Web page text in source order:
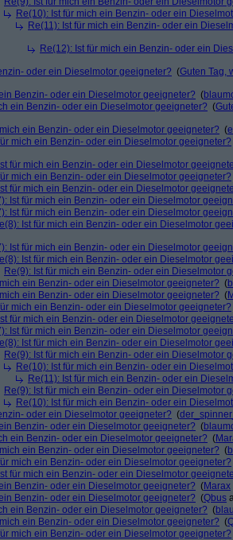
Re(10): Ist für mich ein Benzin- oder ein
Re(11): Ist für mich ein Benzin- oder ein
Re(12): Ist für mich ein Benzin- oder ein
oder ein Dieselmotor geeigneter? (Guten Tag,
Benzin- oder ein Dieselmotor geeigneter? (
ein Benzin- oder ein Dieselmotor geeigneter? (
ein Benzin- oder ein Dieselmotor geeigneter? (
mich ein Benzin- oder ein Dieselmotor geeigneter?
für mich ein Benzin- oder ein Dieselmotor
mich ein Benzin- oder ein Dieselmotor geeigneter?
für mich ein Benzin- oder ein Dieselmotor
Ist für mich ein Benzin- oder ein Dieselmotor
Ist für mich ein Benzin- oder ein Dieselmotor
Ist für mich ein Benzin- oder ein Dieselmotor
Ist für mich ein Benzin- oder ein Dieselmotor
Ist für mich ein Benzin- oder ein Dieselmotor
Re(9): Ist für mich ein Benzin- oder ein Dieselmotor
ein Benzin- oder ein Dieselmotor geeigneter? (
ein Benzin- oder ein Dieselmotor geeigneter? (
mich ein Benzin- oder ein Dieselmotor geeigneter?
für mich ein Benzin- oder ein Dieselmotor
Ist für mich ein Benzin- oder ein Dieselmotor
Ist für mich ein Benzin- oder ein Dieselmotor
Re(9): Ist für mich ein Benzin- oder ein Dieselmotor
Re(10): Ist für mich ein Benzin- oder ein
Re(11): Ist für mich ein Benzin- oder ein
Re(9): Ist für mich ein Benzin- oder ein Dieselmotor
Re(10): Ist für mich ein Benzin- oder ein
oder ein Dieselmotor geeigneter? (
Benzin- oder ein Dieselmotor geeigneter? (
ein Benzin- oder ein Dieselmotor geeigneter? (
ein Benzin- oder ein Dieselmotor geeigneter? (
mich ein Benzin- oder ein Dieselmotor geeigneter?
für mich ein Benzin- oder ein Dieselmotor
Benzin- oder ein Dieselmotor geeigneter? (Marax
Benzin- oder ein Dieselmotor geeigneter? (Qbus
ein Benzin- oder ein Dieselmotor geeigneter? (
ein Benzin- oder ein Dieselmotor geeigneter? (
mich ein Benzin- oder ein Dieselmotor geeigneter?